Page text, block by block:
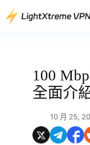
至
100
全面介
10 月 25,